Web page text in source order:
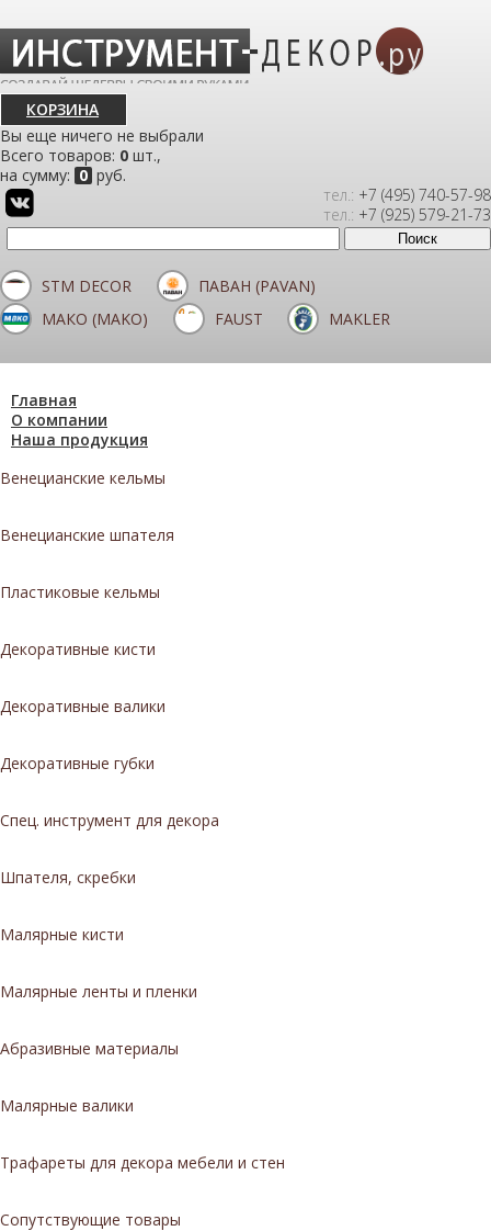
КОРЗИНА
Вы еще ничего не выбрали
Всего товаров: 0 шт.,
на сумму: 0 руб.
тел.: +7 (495) 740-57-98
тел.: +7 (925) 579-21-73
STM DECOR
ПАВАН (PAVAN)
МАКО (MAKO)
FAUST MAKLER
Главная
О компании
Наша продукция
Венецианские кельмы
Венецианские шпателя
Пластиковые кельмы
Декоративные кисти
Декоративные валики
Декоративные губки
Спец. инструмент для декора
Шпателя, скребки
Малярные кисти
Малярные ленты и пленки
Абразивные материалы
Малярные валики
Трафареты для декора мебели и стен
Сопутствующие товары